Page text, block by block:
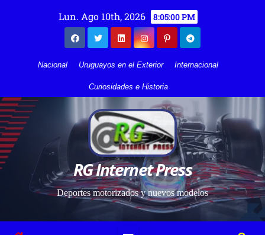
Lun. Ago 10th, 2026 8:05:01 PM
Nacional Uruguayos en el Exterior Internacional
Curiosidades e Historia
RG Internet Press
Deportes motorizados y nuevos modelos